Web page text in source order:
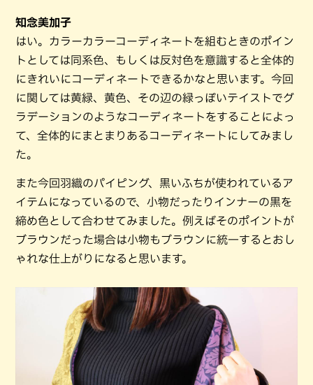
知念美加子
はい。カラーカラーコーディネートを組むときのポイン
トとしては同系色、もしくは反対色を意識すると全体的
にきれいにコーディネートできるかなと思います。今回
に関しては黄緑、黄色、その辺の緑っぽいテイストでグ
ラデーションのようなコーディネートをすることによっ
て、全体的にまとまりあるコーディネートにしてみまし
た。
また今回羽織のパイピング、黒いふちが使われているア
イテムになっているので、小物だったりインナーの黒を
締め色として合わせてみました。例えばそのポイントが
ブラウンだった場合は小物もブラウンに統一するとおし
ゃれな仕上がりになると思います。